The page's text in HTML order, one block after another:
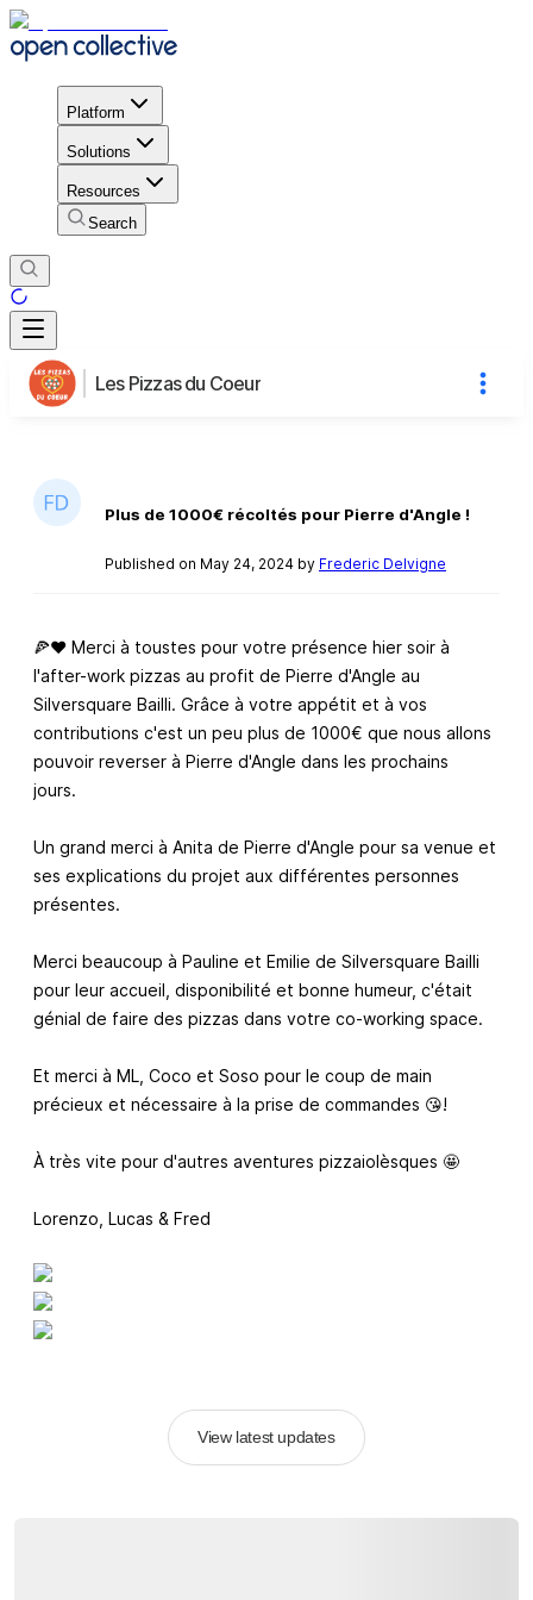
Platform
Solutions
Resources
Search
Les Pizzas du Coeur
Plus de 1000€ récoltés pour Pierre d'Angle !
Published on May 24, 2024 by Frederic Delvigne
🍕❤️ Merci à toustes pour votre présence hier soir à
l'after-work pizzas au profit de Pierre d'Angle au
Silversquare Bailli. Grâce à votre appétit et à vos
contributions c'est un peu plus de 1000€ que nous allons
pouvoir reverser à Pierre d'Angle dans les prochains
jours.
Un grand merci à Anita de Pierre d'Angle pour sa venue et
ses explications du projet aux différentes personnes
présentes.
Merci beaucoup à Pauline et Emilie de Silversquare Bailli
pour leur accueil, disponibilité et bonne humeur, c'était
génial de faire des pizzas dans votre co-working space.
Et merci à ML, Coco et Soso pour le coup de main
précieux et nécessaire à la prise de commandes 😘!
À très vite pour d'autres aventures pizzaiolèsques 🤩
Lorenzo, Lucas & Fred
View latest updates